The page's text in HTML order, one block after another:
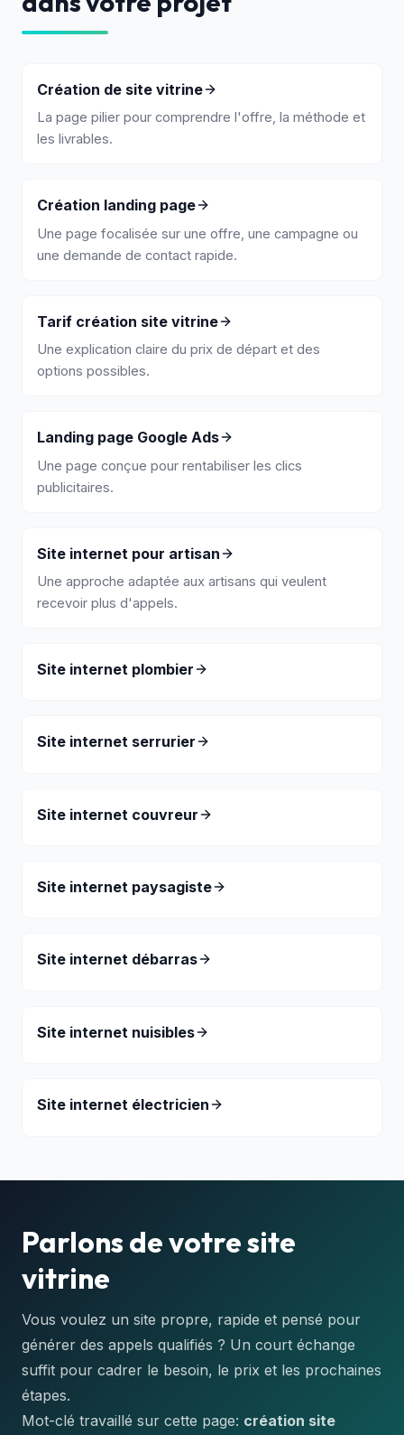
Création de site vitrine
La page pilier pour comprendre l'offre, la méthode et
les livrables.
Création landing page
Une page focalisée sur une offre, une campagne ou
une demande de contact rapide.
Tarif création site vitrine
Une explication claire du prix de départ et des
options possibles.
Landing page Google Ads
Une page conçue pour rentabiliser les clics
publicitaires.
Site internet pour artisan
Une approche adaptée aux artisans qui veulent
recevoir plus d'appels.
Site internet plombier
Site internet serrurier
Site internet couvreur
Site internet paysagiste
Site internet débarras
Site internet nuisibles
Site internet électricien
Parlons de votre site
vitrine
Vous voulez un site propre, rapide et pensé pour
générer des appels qualifiés ? Un court échange
suffit pour cadrer le besoin, le prix et les prochaines
étapes.
Mot-clé travaillé sur cette page: création site